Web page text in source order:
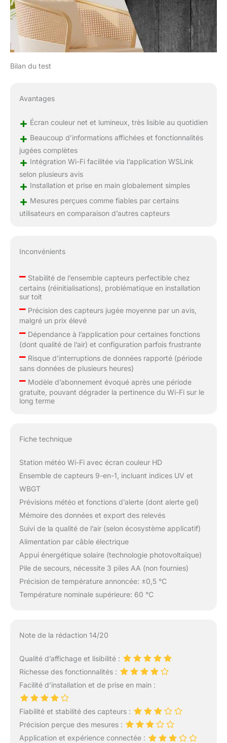
Bilan du test
Avantages
+ Écran couleur net et lumineux, très lisible au quotidien
+ Beaucoup d’informations affichées et fonctionnalités
jugées complètes
+ Intégration Wi-Fi facilitée via l’application WSLink
selon plusieurs avis
+ Installation et prise en main globalement simples
+ Mesures perçues comme fiables par certains
utilisateurs en comparaison d’autres capteurs
Inconvénients
–Stabilité de l’ensemble capteurs perfectible chez
certains (réinitialisations), problématique en installation
sur toit
–Précision des capteurs jugée moyenne par un avis,
malgré un prix élevé
–Dépendance à l’application pour certaines fonctions
(dont qualité de l’air) et configuration parfois frustrante
–Risque d’interruptions de données rapporté (période
sans données de plusieurs heures)
–Modèle d’abonnement évoqué après une période
gratuite, pouvant dégrader la pertinence du Wi-Fi sur le
long terme
Fiche technique
Station météo Wi-Fi avec écran couleur HD
Ensemble de capteurs 9-en-1, incluant indices UV et
WBGT
Prévisions météo et fonctions d’alerte (dont alerte gel)
Mémoire des données et export des relevés
Suivi de la qualité de l’air (selon écosystème applicatif)
Alimentation par câble électrique
Appui énergétique solaire (technologie photovoltaïque)
Pile de secours, nécessite 3 piles AA (non fournies)
Précision de température annoncée: ±0,5 °C
Température nominale supérieure: 60 °C
Note de la rédaction 14/20
Qualité d’affichage et lisibilité :
Richesse des fonctionnalités :
Facilité d’installation et de prise en main :
Fiabilité et stabilité des capteurs :
Précision perçue des mesures :
Application et expérience connectée :